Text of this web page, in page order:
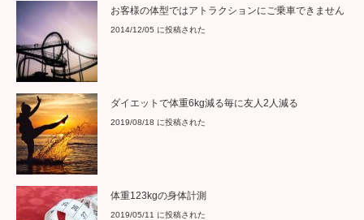
お客様の体型ではアトラクションにご乗車できません
2014/12/05 に投稿された
ダイエットで体重6kg減る毎に友人2人減る
2019/08/18 に投稿された
体重123kgの身体計測
2019/05/11 に投稿された